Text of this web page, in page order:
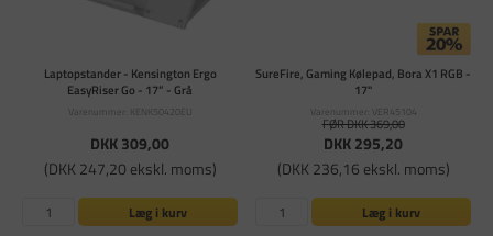
Laptopstander - Kensington Ergo
EasyRiser Go - 17” - Grå
Varenummer: KENK50420EU
DKK 309,00
(DKK 247,20 ekskl. moms)
Læg i kurv
SureFire, Gaming Kølepad, Bora X1 RGB -
17"
Varenummer: VER45104
FØR DKK 369,00
DKK 295,20
(DKK 236,16 ekskl. moms)
Læg i kurv